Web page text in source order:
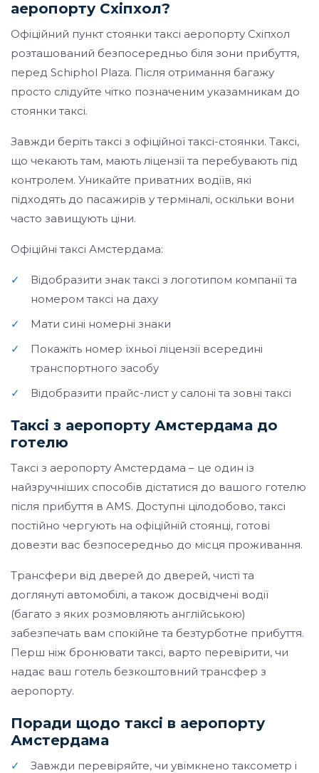
аеропорту Схіпхол?
Офіційний пункт стоянки таксі аеропорту Схіпхол
розташований безпосередньо біля зони прибуття,
перед Schiphol Plaza. Після отримання багажу
просто слідуйте чітко позначеним указамникам до
стоянки таксі.
Завжди беріть таксі з офіційної таксі-стоянки. Таксі,
що чекають там, мають ліцензії та перебувають під
контролем. Уникайте приватних водіїв, які
підходять до пасажирів у терміналі, оскільки вони
часто завищують ціни.
Офіційні таксі Амстердама:
✓
Відобразити знак таксі з логотипом компанії та
номером таксі на даху
✓
Мати сині номерні знаки
✓
Покажіть номер їхньої ліцензії всередині
транспортного засобу
✓
Відобразити прайс-лист у салоні та зовні таксі
Таксі з аеропорту Амстердама до
готелю
Таксі з аеропорту Амстердама – це один із
найзручніших способів дістатися до вашого готелю
після прибуття в AMS. Доступні цілодобово, таксі
постійно чергують на офіційній стоянці, готові
довезти вас безпосередньо до місця проживання.
Трансфери від дверей до дверей, чисті та
доглянуті автомобілі, а також досвідчені водії
(багато з яких розмовляють англійською)
забезпечать вам спокійне та безтурботне прибуття.
Перш ніж бронювати таксі, варто перевірити, чи
надає ваш готель безкоштовний трансфер з
аеропорту.
Поради щодо таксі в аеропорту
Амстердама
✓
Завжди перевіряйте, чи увімкнено таксометр і